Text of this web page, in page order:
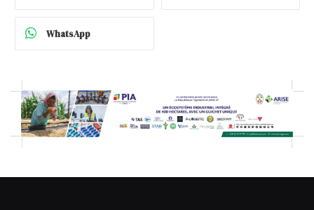
WhatsApp